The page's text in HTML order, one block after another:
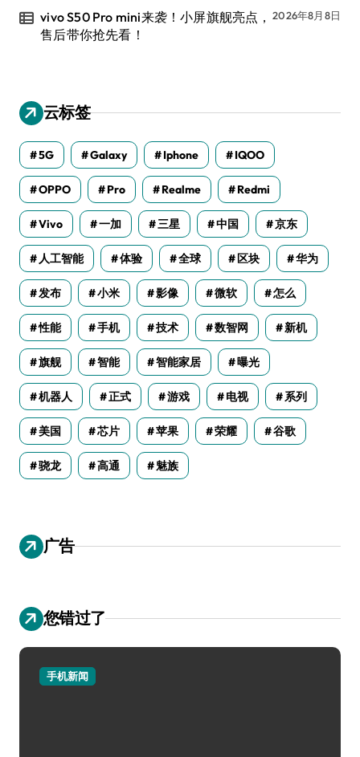
vivo S50 Pro mini来袭！小屏旗舰亮点，
售后带你抢先看！
2026年8月8日
云标签
5G Galaxy Iphone IQOO
OPPO Pro Realme Redmi
Vivo 一加 三星 中国 京东
人工智能 体验 全球 区块 华为
发布 小米 影像 微软 怎么
性能 手机 技术 数智网 新机
旗舰 智能 智能家居 曝光
机器人 正式 游戏 电视 系列
美国 芯片 苹果 荣耀 谷歌
骁龙 高通 魅族
广告
您错过了
手机新闻